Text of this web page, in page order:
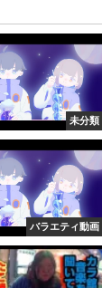
未分類
バラエティ動画